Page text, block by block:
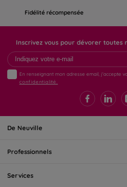
Fidélité récompensée
Inscrivez vous pour dévorer toutes
En renseignant mon adresse email, j'accepte
confidentialité.
De Neuville
Professionnels
Services